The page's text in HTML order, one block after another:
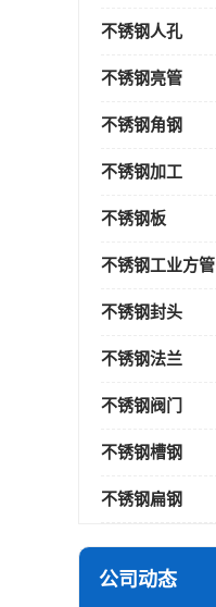
不锈钢人孔
不锈钢亮管
不锈钢角钢
不锈钢加工
不锈钢板
不锈钢工业方管
不锈钢封头
不锈钢法兰
不锈钢阀门
不锈钢槽钢
不锈钢扁钢
公司动态